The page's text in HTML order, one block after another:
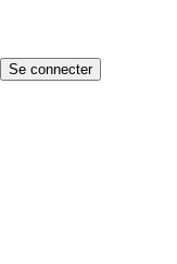
Se connecter